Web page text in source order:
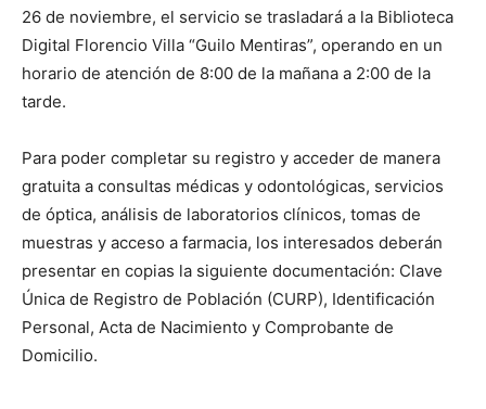
26 de noviembre, el servicio se trasladará a la Biblioteca
Digital Florencio Villa “Guilo Mentiras”, operando en un
horario de atención de 8:00 de la mañana a 2:00 de la
tarde.
Para poder completar su registro y acceder de manera
gratuita a consultas médicas y odontológicas, servicios
de óptica, análisis de laboratorios clínicos, tomas de
muestras y acceso a farmacia, los interesados deberán
presentar en copias la siguiente documentación: Clave
Única de Registro de Población (CURP), Identificación
Personal, Acta de Nacimiento y Comprobante de
Domicilio.